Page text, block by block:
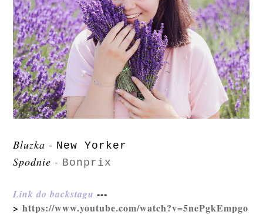
Bluzka - New Yorker
Spodnie - Bonprix
Link do backstagu ---
>https://www.youtube.com/watch?v=5nePgkEmpgo